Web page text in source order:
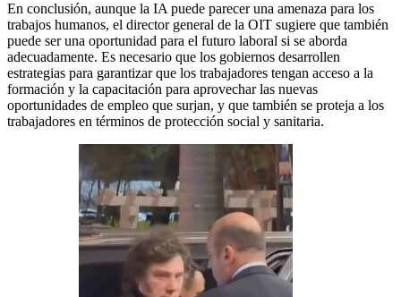
En conclusión, aunque la IA puede parecer una amenaza para los
trabajos humanos, el director general de la OIT sugiere que también
puede ser una oportunidad para el futuro laboral si se aborda
adecuadamente. Es necesario que los gobiernos desarrollen
estrategias para garantizar que los trabajadores tengan acceso a la
formación y la capacitación para aprovechar las nuevas
oportunidades de empleo que surjan, y que también se proteja a los
trabajadores en términos de protección social y sanitaria.